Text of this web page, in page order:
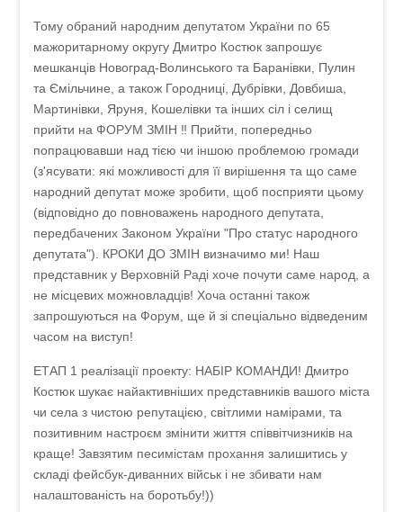
Тому обраний народним депутатом України по 65
мажоритарному округу Дмитро Костюк запрошує
мешканців Новоград-Волинського та Баранівки, Пулин
та Ємільчине, а також Городниці, Дубрівки, Довбиша,
Мартинівки, Яруня, Кошелівки та інших сіл і селищ
прийти на ФОРУМ ЗМІН ‼️ Прийти, попередньо
попрацювавши над тією чи іншою проблемою громади
(з'ясувати: які можливості для її вирішення та що саме
народний депутат може зробити, щоб посприяти цьому
(відповідно до повноважень народного депутата,
передбачених Законом України "Про статус народного
депутата"). КРОКИ ДО ЗМІН визначимо ми! Наш
представник у Верховній Раді хоче почути саме народ, а
не місцевих можновладців! Хоча останні також
запрошуються на Форум, ще й зі спеціально відведеним
часом на виступ!
ЕТАП 1 реалізації проекту: НАБІР КОМАНДИ! Дмитро
Костюк шукає найактивніших представників вашого міста
чи села з чистою репутацією, світлими намірами, та
позитивним настроєм змінити життя співвітчизників на
краще! Завзятим песимістам прохання залишитись у
складі фейсбук-диванних військ і не збивати нам
налаштованість на боротьбу!))